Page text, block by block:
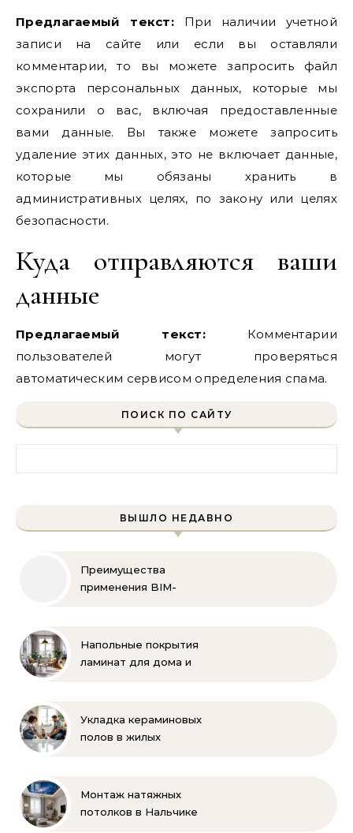
Предлагаемый текст: При наличии учетной
записи на сайте или если вы оставляли
комментарии, то вы можете запросить файл
экспорта персональных данных, которые мы
сохранили о вас, включая предоставленные
вами данные. Вы также можете запросить
удаление этих данных, это не включает данные,
которые мы обязаны хранить в
административных целях, по закону или целях
безопасности.
Куда отправляются ваши
данные
Предлагаемый текст: Комментарии
пользователей могут проверяться
автоматическим сервисом определения спама.
ПОИСК ПО САЙТУ
ВЫШЛО НЕДАВНО
Преимущества
применения BIM-
Напольные покрытия
ламинат для дома и
Укладка кераминовых
полов в жилых
Монтаж натяжных
потолков в Нальчике